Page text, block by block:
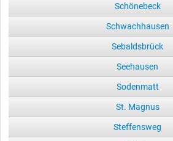
Schönebeck
Schwachhausen
Sebaldsbrück
Seehausen
Sodenmatt
St. Magnus
Steffensweg